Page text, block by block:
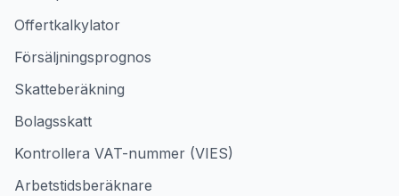
Offertkalkylator
Försäljningsprognos
Skatteberäkning
Bolagsskatt
Kontrollera VAT-nummer (VIES)
Arbetstidsberäknare